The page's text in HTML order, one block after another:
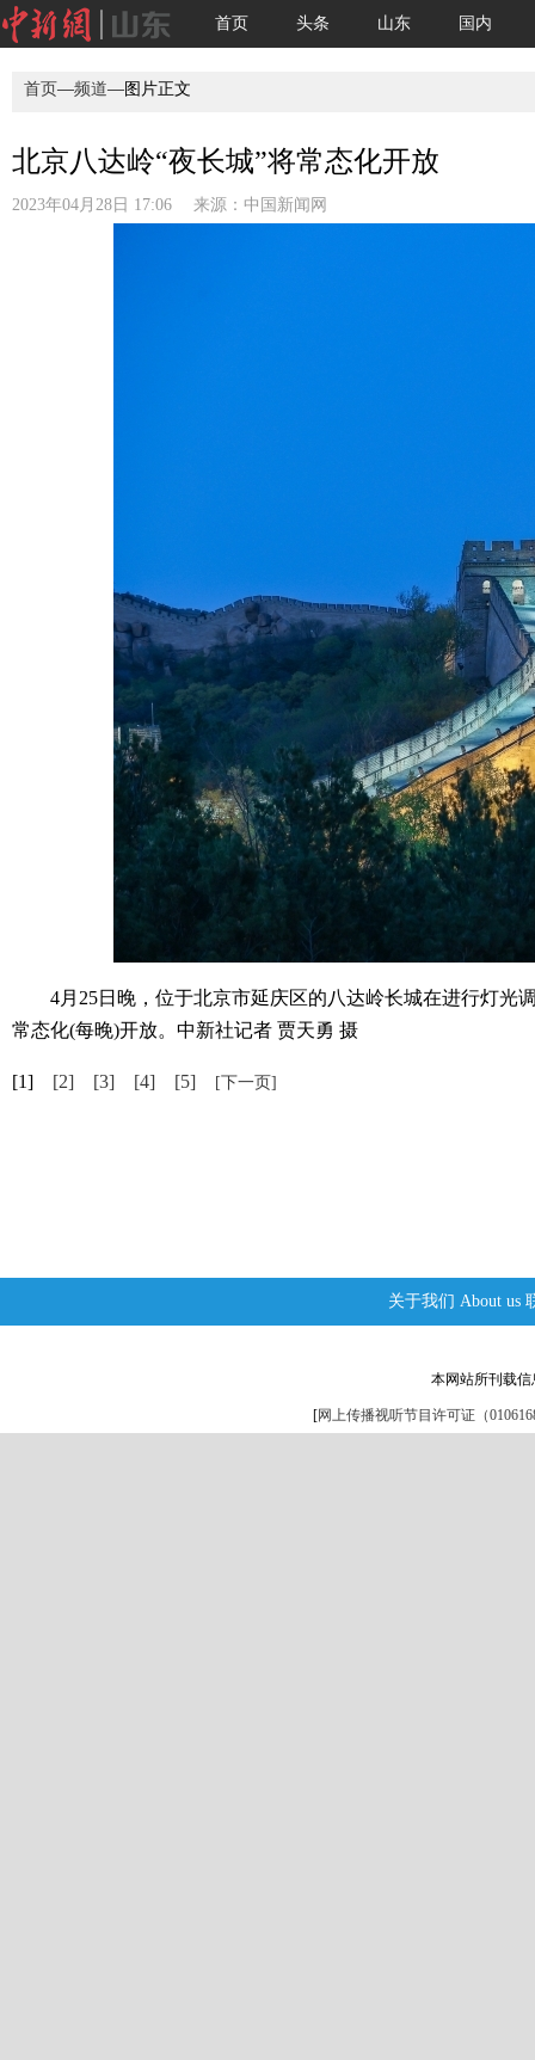
首页 头条 山东 国内
首页—频道—图片正文
北京八达岭“夜长城”将常态化开放
2023年04月28日 17:06 来源： 中国新闻网
4月25日晚，位于北京市延庆区的八达岭长城在进行灯光调
常态化(每晚)开放。中新社记者 贾天勇 摄
[1] [2] [3] [4] [5] [下一页]
关于我们 About us
本网站所刊载
[网上传播视听节目许可证（